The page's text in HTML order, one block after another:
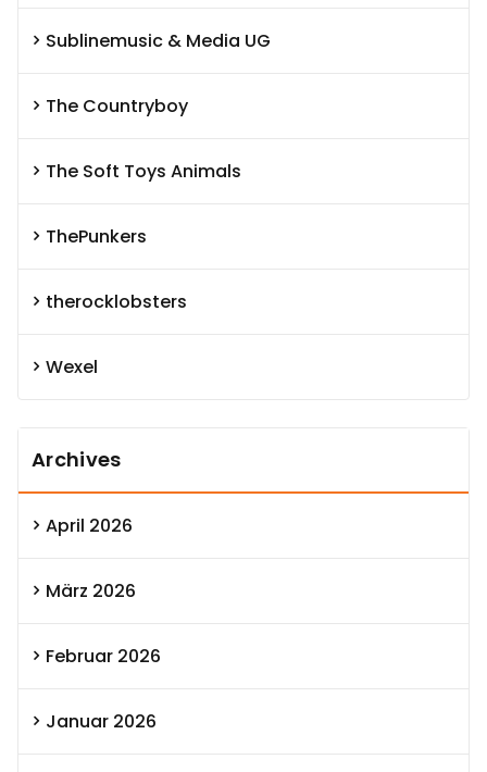
Sublinemusic & Media UG
The Countryboy
The Soft Toys Animals
ThePunkers
therocklobsters
Wexel
Archives
April 2026
März 2026
Februar 2026
Januar 2026